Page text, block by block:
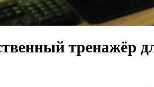
тренажёр